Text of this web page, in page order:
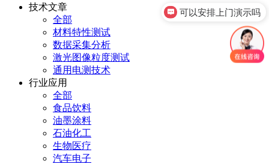
技术文章
全部
材料特性测试
数据采集分析
激光图像粒度测试
通用电测技术
行业应用
全部
食品饮料
油墨涂料
石油化工
生物医疗
汽车电子
可以安排上门演示吗